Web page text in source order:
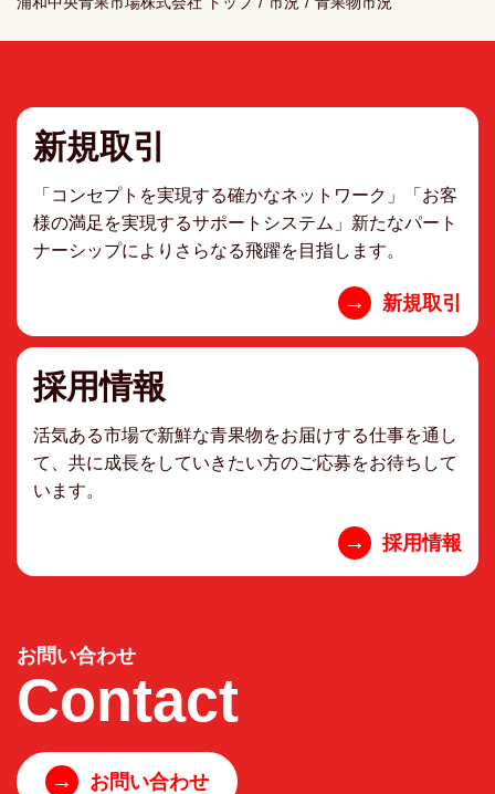
新規取引
「コンセプトを実現する確かなネットワーク」「お客
様の満足を実現するサポートシステム」新たなパート
ナーシップによりさらなる飛躍を目指します。
→ 新規取引
採用情報
活気ある市場で新鮮な青果物をお届けする仕事を通し
て、共に成長をしていきたい方のご応募をお待ちして
います。
→ 採用情報
お問い合わせ
Contact
→ お問い合わせ